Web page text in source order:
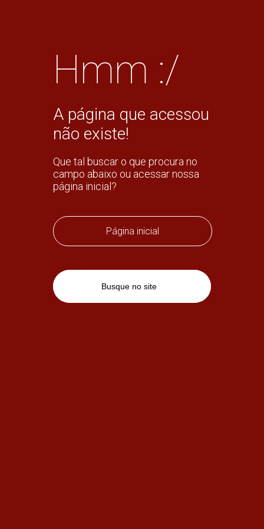
Hmm :/
A página que acessou
não existe!
Que tal buscar o que procura no
campo abaixo ou acessar nossa
página inicial?
Página inicial